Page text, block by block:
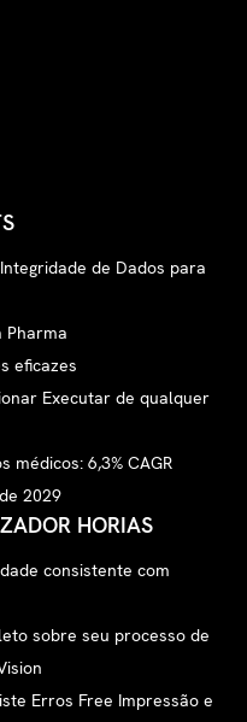
de Dados para
Pharma
eficazes
Executar de qualquer
médicos: 6,3% CAGR
2029
HORIAS
consistente com
sobre seu processo de
Erros Free Impressão e